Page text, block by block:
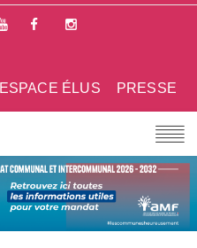
PRESSE
ESPACE ÉLUS